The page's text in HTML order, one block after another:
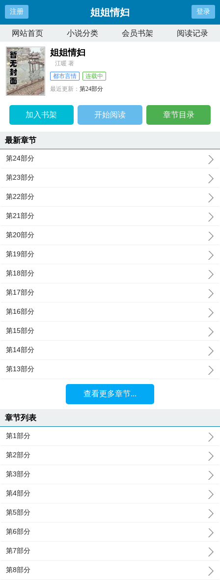
注册 姐姐情妇 登录
网站首页 小说分类 会员书架 阅读记录
姐姐情妇
江暖 著
都市言情
连载中
最近更新：第24部分
加入书架 开始阅读 章节目录
最新章节
第24部分
第23部分
第22部分
第21部分
第20部分
第19部分
第18部分
第17部分
第16部分
第15部分
第14部分
第13部分
查看更多章节...
章节列表
第1部分
第2部分
第3部分
第4部分
第5部分
第6部分
第7部分
第8部分